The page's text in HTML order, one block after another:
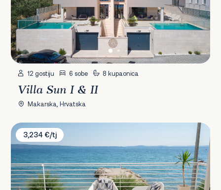
12 gostiju 6 sobe 8 kupaonica
Villa Sun I & II
Makarska, Hrvatska
Villa Victoris
3,234 €/tj